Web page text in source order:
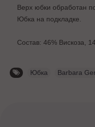
Верх юбки обработан
Юбка на подкладке.
Состав: 46% Вискоза,
Юбка Barbara